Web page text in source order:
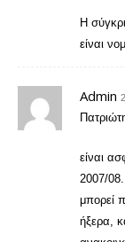
Η
είναι
Admin
είναι
2007/
μπορεί
ήξερα,